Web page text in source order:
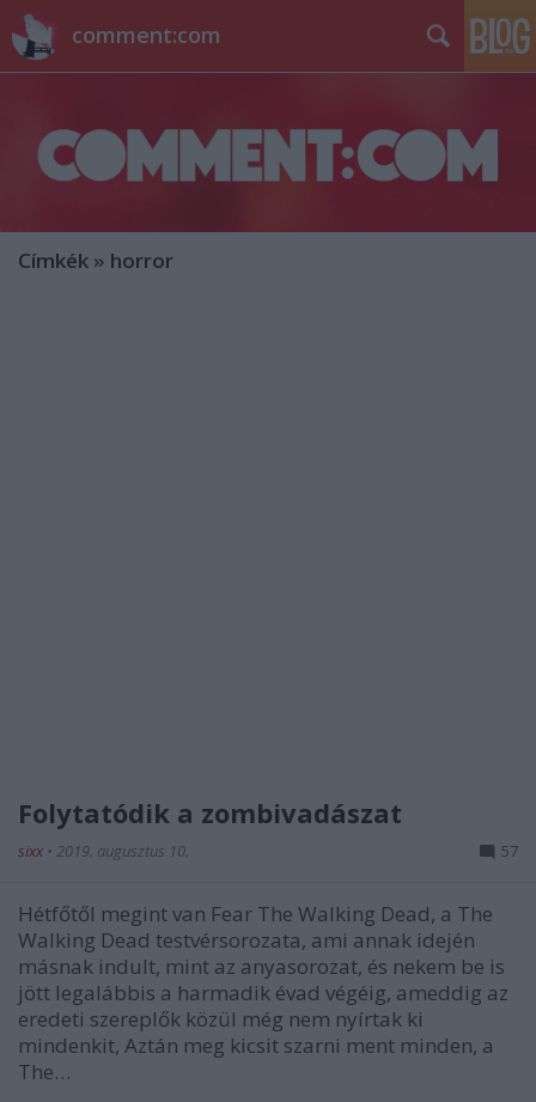
comment:com
Címkék » horror
Folytatódik a zombivadászat
sixx • 2019. augusztus 10. 57
Hétfőtől megint van Fear The Walking Dead, a The
Walking Dead testvérsorozata, ami annak idején
másnak indult, mint az anyasorozat, és nekem be is
jött legalábbis a harmadik évad végéig, ameddig az
eredeti szereplők közül még nem nyírtak ki
mindenkit, Aztán meg kicsit szarni ment minden, a
The…